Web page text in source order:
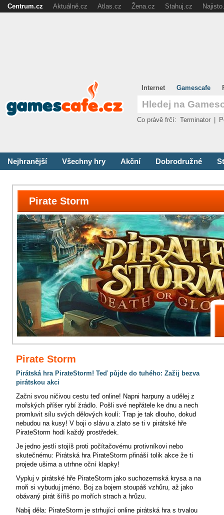
Nejhranější Všechny hry Akční Dobrodružné
Pirate Storm
Pirate Storm
Pirátská hra PirateStorm! Teď půjde do tuhého: Zažij bezva
pirátskou akci
Začni svou ničivou cestu teď online! Napni harpuny a udělej z
mořských příšer rybí žrádlo. Pošli své nepřátele ke dnu a nech
promluvit sílu svých dělových koulí: Trap je tak dlouho, dokud
nebudou na kusy! V boji o slávu a zlato se ti v pirátské hře
PirateStorm hodí každý prostředek.
Je jedno jestli stojíš proti počítačovému protivníkovi nebo
skutečnému: Pirátská hra PirateStorm přináší tolik akce že ti
projede ušima a utrhne oční klapky!
Vypluj v pirátské hře PirateStorm jako suchozemská krysa a na
moři si vybuduj jméno. Boj za bojem stoupáš vzhůru, až jako
obávaný pirát šíříš po mořích strach a hrůzu.
Nabij děla: PirateStorm je strhující online pirátská hra s trvalou
Internet Gamescafe
Co právě frčí: Terminator
Centrum.cz Aktuálně.cz Atlas.cz Žena.cz Stahuj.cz